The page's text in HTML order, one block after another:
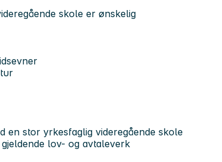
skole er ønskelig
en stor yrkesfaglig videregående skole
lov- og avtaleverk